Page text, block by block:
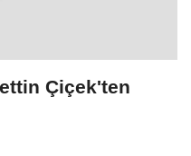
Çiçek'ten